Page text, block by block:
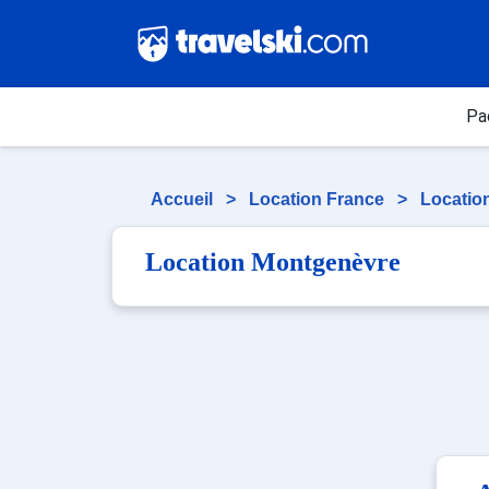
Accueil > Location France >
Location Montgenèvre